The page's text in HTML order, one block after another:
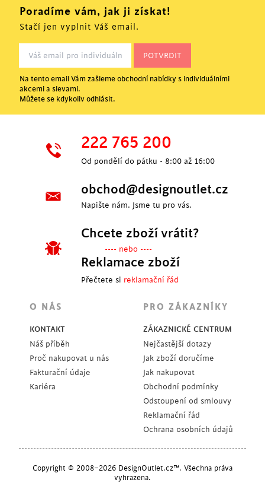
Poradíme vám, jak ji získat!
Stačí jen vyplnit Váš email.
Na tento email Vám zašleme obchodní nabídky s individuálními
akcemi a slevami.
Můžete se kdykoliv odhlásit.
222 765 200
Od pondělí do pátku - 8:00 až 16:00
obchod@designoutlet.cz
Napište nám. Jsme tu pro vás.
Chcete zboží vrátit?
---- nebo ----
Reklamace zboží
Přečtete si reklamační řád
O NÁS
KONTAKT
Náš příběh
Proč nakupovat u nás
Fakturační údaje
Kariéra
PRO ZÁKAZNÍKY
ZÁKAZNICKÉ CENTRUM
Nejčastější dotazy
Jak zboží doručíme
Jak nakupovat
Obchodní podmínky
Odstoupení od smlouvy
Reklamační řád
Ochrana osobních údajů
Copyright © 2008–2026 DesignOutlet.cz™. Všechna práva
vyhrazena.